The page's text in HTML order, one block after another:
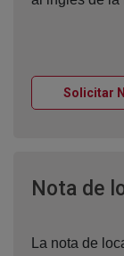
Solicitar
Nota de
La nota de